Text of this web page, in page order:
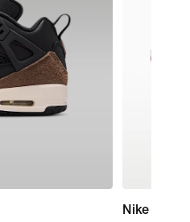
Nike Mind